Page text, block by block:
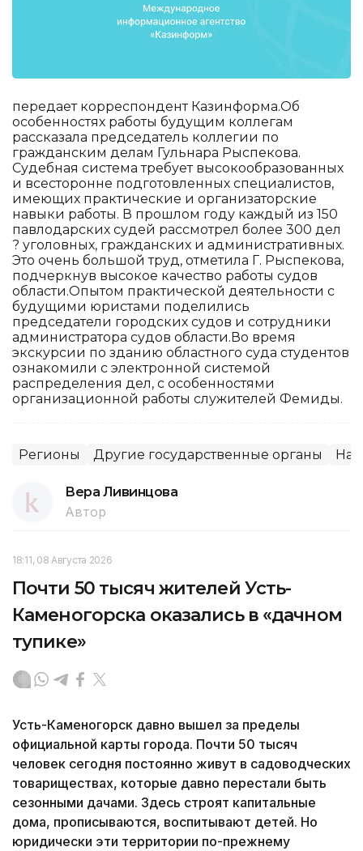
передает корреспондент Казинформа.Об
особенностях работы будущим коллегам
рассказала председатель коллегии по
гражданским делам Гульнара Рыспекова.
Судебная система требует высокообразованных
и всесторонне подготовленных специалистов,
имеющих практические и организаторские
навыки работы. В прошлом году каждый из 150
павлодарских судей рассмотрел более 300 дел
? уголовных, гражданских и административных.
Это очень большой труд, отметила Г. Рыспекова,
подчеркнув высокое качество работы судов
области.Опытом практической деятельности с
будущими юристами поделились
председатели городских судов и сотрудники
администратора судов области.Во время
экскурсии по зданию областного суда студентов
ознакомили с электронной системой
распределения дел, с особенностями
организационной работы служителей Фемиды.
Регионы Другие государственные органы
Вера Ливинцова
Автор
18:11, 08 Августа 2026
Почти 50 тысяч жителей Усть-
Каменогорска оказались в «дачном
тупике»
Усть-Каменогорск давно вышел за пределы
официальной карты города. Почти 50 тысяч
человек сегодня постоянно живут в садоводческих
товариществах, которые давно перестали быть
сезонными дачами. Здесь строят капитальные
дома, прописываются, воспитывают детей. Но
юридически эти территории по-прежнему